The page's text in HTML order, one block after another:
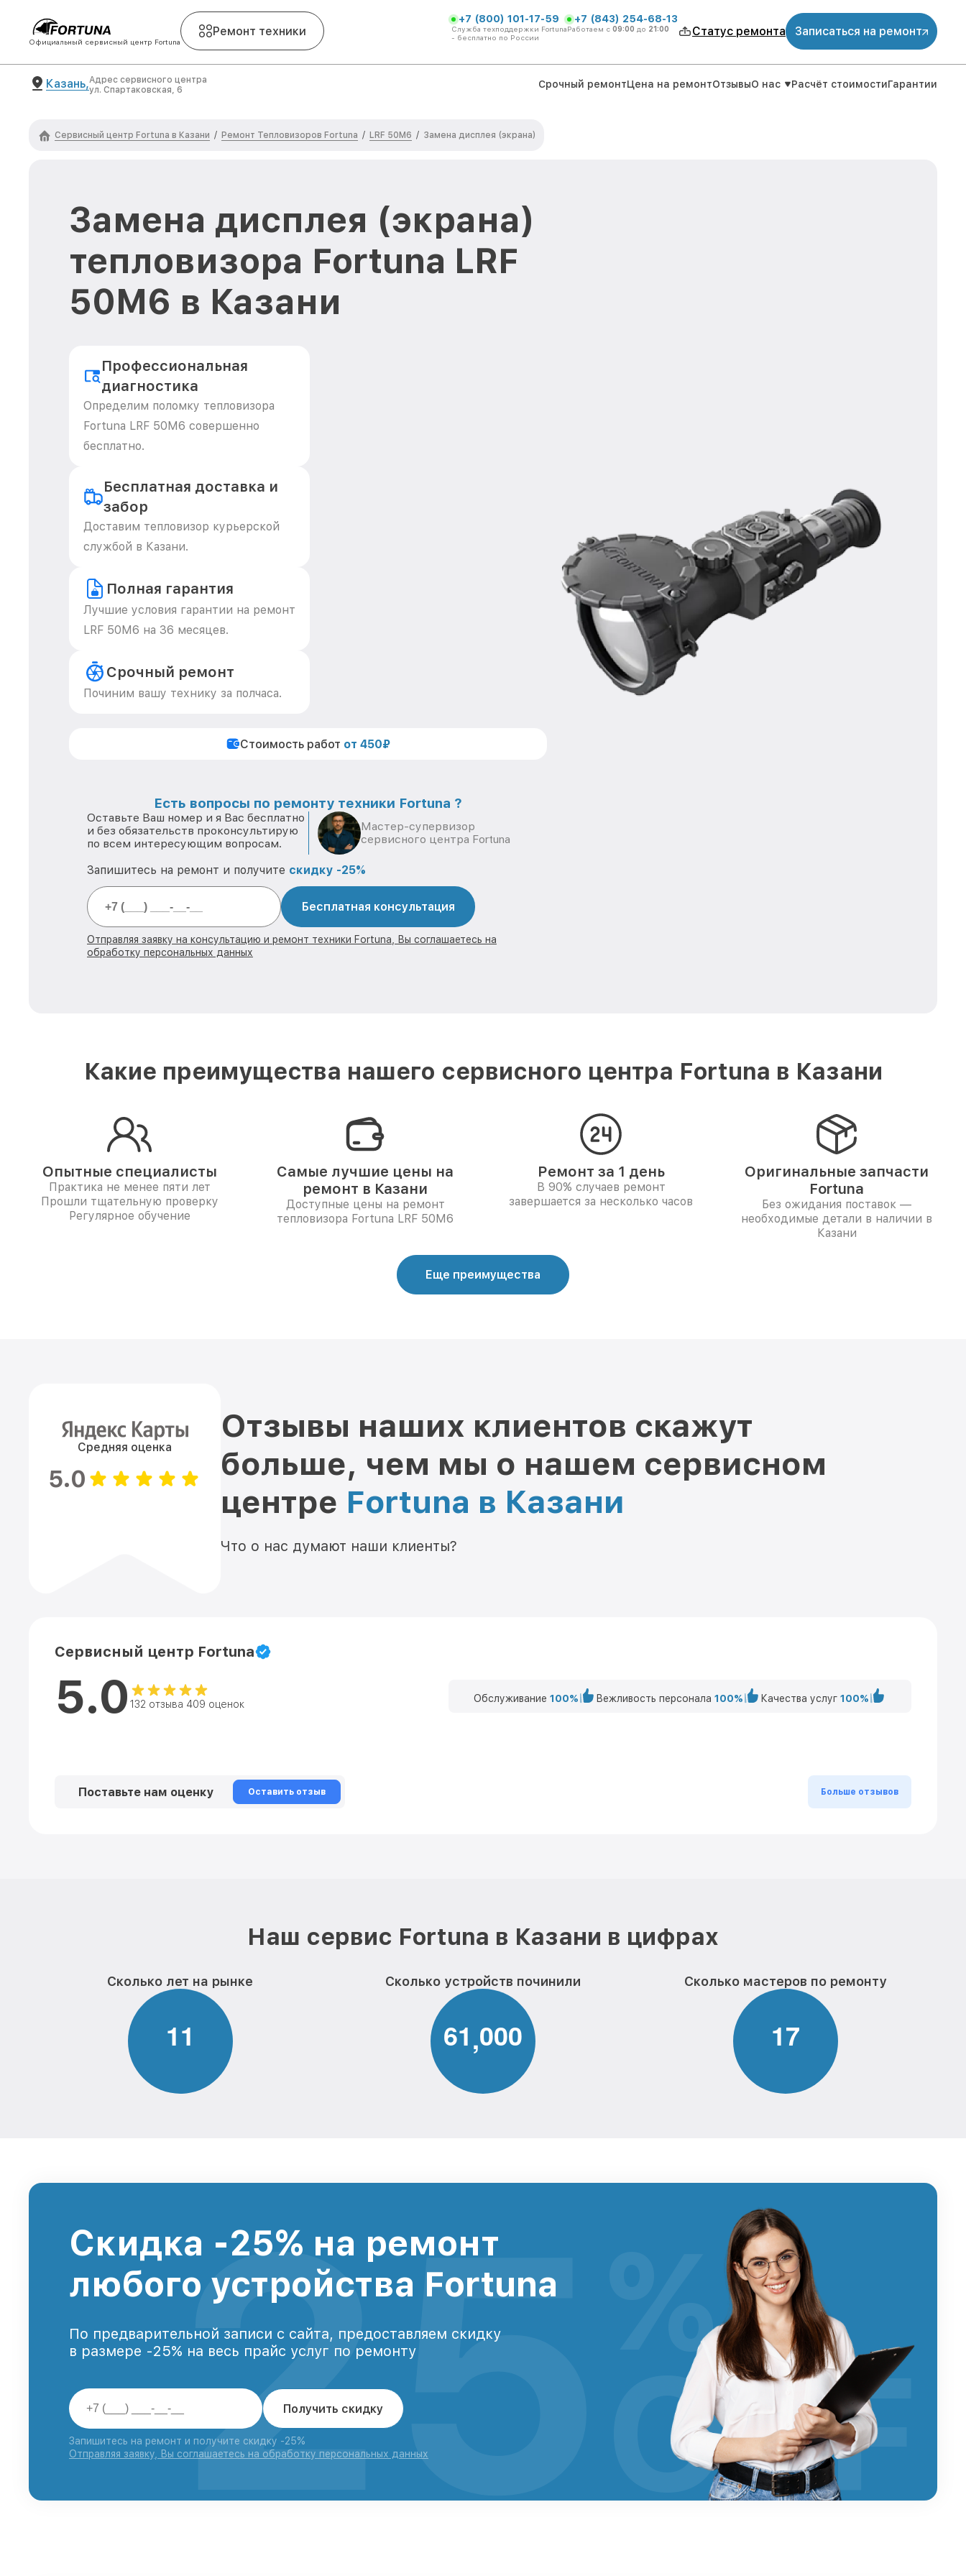
Официальный сервисный центр Fortuna
Ремонт техники
+7 (800) 101-17-59
Служба техподдержки Fortuna
- бесплатно по России
+7 (843) 254-68-13
Работаем с 09:00 до 21:00 Статус ремонта Записаться на ремонт
Казань,Адрес сервисного центра
ул. Спартаковская, 6
Срочный ремонтЦена на ремонтОтзывыО нас Расчёт стоимостиГарантии
Сервисный центр Fortuna в Казани / Ремонт Тепловизоров Fortuna / LRF 50M6 / Замена дисплея (экрана)
Замена дисплея (экрана)
тепловизора Fortuna LRF
50M6 в Казани
Профессиональная
диагностика
Определим поломку тепловизора
Fortuna LRF 50M6 совершенно
бесплатно.
Бесплатная доставка и
забор
Доставим тепловизор курьерской
службой в Казани.
Полная гарантия
Лучшие условия гарантии на ремонт
LRF 50M6 на 36 месяцев.
Срочный ремонт
Починим вашу технику за полчаса.
Стоимость работ от 450₽
Есть вопросы по ремонту техники Fortuna ?
Оставьте Ваш номер и я Вас бесплатно
и без обязательств проконсультирую
по всем интересующим вопросам.
Мастер-супервизор
сервисного центра Fortuna
Запишитесь на ремонт и получите скидку -25%
Бесплатная консультация
Отправляя заявку на консультацию и ремонт техники Fortuna, Вы соглашаетесь на
обработку персональных данных
Какие преимущества нашего сервисного центра Fortuna в Казани
Опытные специалисты
Практика не менее пяти лет
Прошли тщательную проверку
Регулярное обучение
Самые лучшие цены на
ремонт в Казани
Доступные цены на ремонт
тепловизора Fortuna LRF 50M6
Ремонт за 1 день
В 90% случаев ремонт
завершается за несколько часов
Оригинальные запчасти
Fortuna
Без ожидания поставок —
необходимые детали в наличии в
Казани
Еще преимущества
Средняя оценка
5.0
Отзывы наших клиентов скажут
больше, чем мы о нашем сервисном
центре Fortuna в Казани
Что о нас думают наши клиенты?
Сервисный центр Fortuna
5.0 132 отзыва 409 оценок Обслуживание 100% Вежливость персонала 100% Качества услуг 100%
Поставьте нам оценку Оставить отзыв Больше отзывов
Наш сервис Fortuna в Казани в цифрах
Сколько лет на рынке
11
Сколько устройств починили
61,000
Сколько мастеров по ремонту
17
Скидка -25% на ремонт
любого устройства Fortuna
По предварительной записи с сайта, предоставляем скидку
в размере -25% на весь прайс услуг по ремонту
Получить скидку
Запишитесь на ремонт и получите скидку -25%
Отправляя заявку, Вы соглашаетесь на обработку персональных данных
25 %
OFF